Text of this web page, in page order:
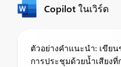
Copilot ในเวิร์ด
ตัวอย่างคำแนะนำ: เขีย
การประชุมด้วยน้ำเสียง